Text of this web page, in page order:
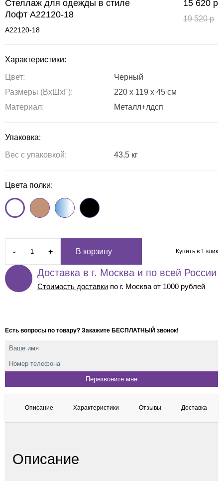
Стеллаж для одежды в стиле
Лофт A22120-18
A22120-18
15 620 р
19 520р
Характеристики:
Цвет:
Черный
Размеры (ВxШxГ):
220 x 119 x 45 см
Материал:
Металл+лдсп
Упаковка:
Вес с упаковкой: 43,5 кг
Цвета полки:
- + В корзину Купить в 1 клик
Доставка в г. Москва и по всей России
Стоимость доставки по г. Москва от 1000 рублей
Есть вопросы по товару? Закажите БЕСПЛАТНЫЙ звонок!
Описание Характеристики Отзывы Доставка
Описание